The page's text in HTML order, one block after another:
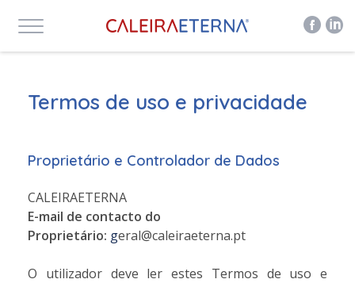
Termos de uso e privacidade
Proprietário e Controlador de Dados
CALEIRAETERNA
E-mail de contacto do
Proprietário: geral@caleiraeterna.pt
O utilizador deve ler estes Termos de uso e